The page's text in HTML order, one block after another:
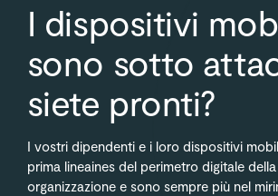
I dispositivi
sono sotto
siete pronti?
I vostri dipendenti e i loro dispositivi
prima lineaines del perimetro digitale
organizzazione e sono sempre più nel